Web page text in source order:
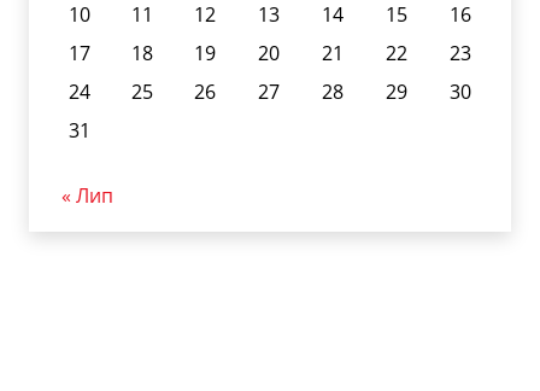
10
11 12 13 14 15
16
17
18 19 20 21 22
23
24
25 26 27 28 29
30
31
« Лип